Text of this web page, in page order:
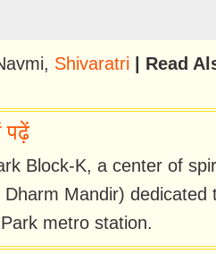
, Shivaratri | Read
पढ़ें
Block-K, a center of
Dharm Mandir)
metro station.